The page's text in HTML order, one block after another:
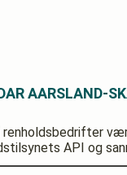
AARSLAND-
renholdsbedrifter
API og